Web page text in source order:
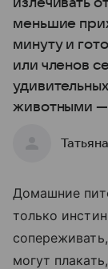
меньшие
минуту и
или членов
животными —
Домашние
только
могут